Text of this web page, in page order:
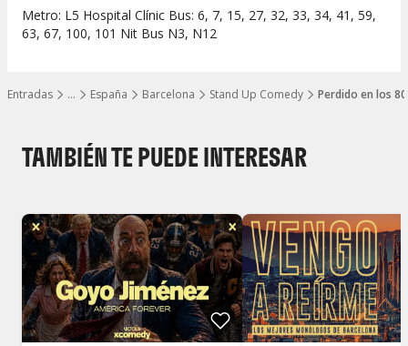
…
Mostrar todos los niveles
Entradas España Barcelona Stand Up Comedy Perdido en los 80
Metro: L5 Hospital Clínic Bus: 6, 7, 15, 27, 32, 33, 34, 41, 59,
63, 67, 100, 101 Nit Bus N3, N12
TAMBIÉN TE PUEDE INTERESAR